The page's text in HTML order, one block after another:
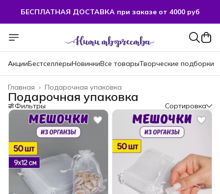
БЕСПЛАТНАЯ ДОСТАВКА при заказе от 4000 руб
АкцииБестселлерыНовинкиВсе товарыТворческие подборки
Подарочная упаковка
Главная ›
Подарочная упаковка
Фильтры Сортировка